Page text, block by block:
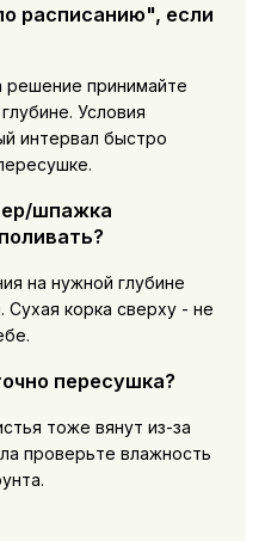
расписанию", если
решение принимайте
Условия
интервал быстро
шпажка
на нужной глубине
Сухая корка сверху - не
пересушка?
тоже вянут из-за
проверьте влажность